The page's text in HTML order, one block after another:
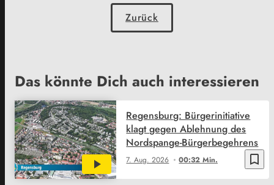
Zurück
Das könnte Dich auch interessieren
bookmark_border
7. Aug. 2026 00:32 Min.
Regensburg: Bürgerinitiative
klagt gegen Ablehnung des
Nordspange-Bürgerbegehrens